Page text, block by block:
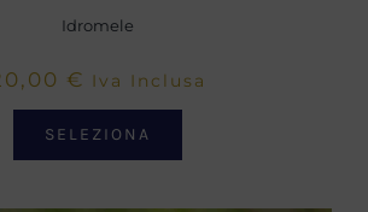
Idromele
€ Iva Inclusa
SELEZIONA